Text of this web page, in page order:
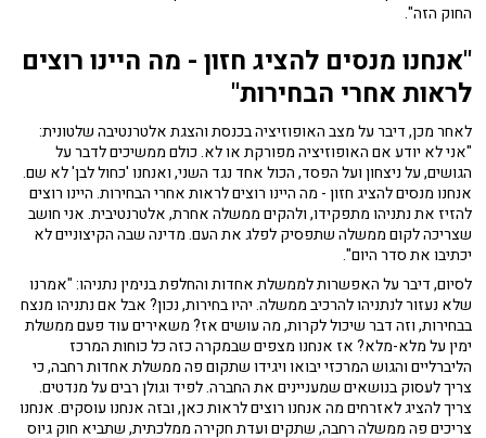
החוק הזה".
"אנחנו מנסים להציג חזון - מה היינו רוצים
לראות אחרי הבחירות"
לאחר מכן, דיבר על מצב האופוזיציה בכנסת והצגת אלטרנטיבה שלטונית:
"אני לא יודע אם האופוזיציה מפורקת או לא. כולם ממשיכים לדבר על
הגושים, על ניצחון ועל הפסד, הכול אחד נגד השני, ואנחנו 'כחול לבן' לא שם.
אנחנו מנסים להציג חזון - מה היינו רוצים לראות אחרי הבחירות. היינו רוצים
להזיז את נתניהו מתפקידו, ולהקים ממשלה אחרת, אלטרנטיבית. אני חושב
שצריכה לקום ממשלה שתפסיק לפלג את העם. מדינה שבה הקיצוניים לא
יכתיבו את סדר היום".
לסיום, דיבר על האפשרות לממשלת אחדות והחלפת בנימין נתניהו: "אמרנו
שלא נעזור לנתניהו להרכיב ממשלה. יהיו בחירות, נכון? אבל אם נתניהו מנצח
בבחירות, וזה דבר שיכול לקרות, מה עושים אז? משאירים עוד פעם ממשלת
ימין על מלא-מלא? אז אנחנו מצפים שבמקרה כזה כל כוחות המרכז
הליברליים והגוש המרכזי יבואו ויגידו שתקום פה ממשלת אחדות רחבה, כי
צריך לעסוק בנושאים שמעניינים את החברה. לפיד וגולן רבים על מנדטים.
צריך להציג לאזרחים מה אנחנו רוצים לראות כאן, ובזה אנחנו עוסקים. אנחנו
צריכים פה ממשלה רחבה, שתקים ועדת חקירה ממלכתית, שתביא חוק גיוס